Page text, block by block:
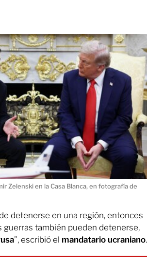
Zelenski en la Casa Blanca, en fotografía de
detenerse en una región, entonces
guerras también pueden detenerse,
”, escribió el mandatario ucraniano.